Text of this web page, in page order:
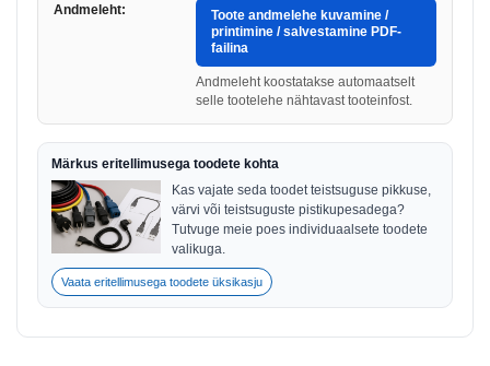
Andmeleht:
Toote andmelehe kuvamine /
printimine / salvestamine PDF-
failina
Andmeleht koostatakse automaatselt
selle tootelehe nähtavast tooteinfost.
Märkus eritellimusega toodete kohta
Kas vajate seda toodet teistsuguse pikkuse,
värvi või teistsuguste pistikupesadega?
Tutvuge meie poes individuaalsete toodete
valikuga.
Vaata eritellimusega toodete üksikasju